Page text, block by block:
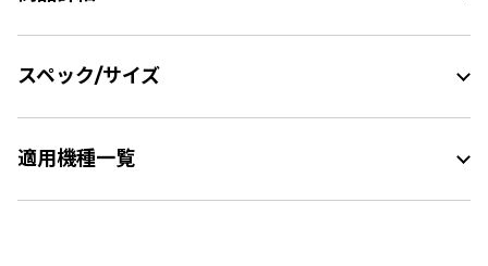
スペック/サイズ
適用機種一覧